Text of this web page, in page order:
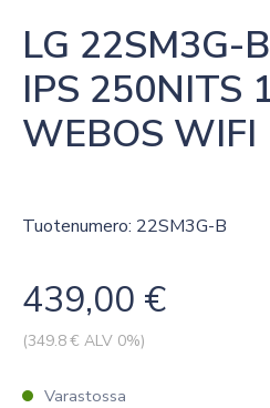
LG 22SM3G-
IPS 250NITS
WEBOS WIFI
Tuotenumero: 22SM3G-B
439,00 €
(349.8€ ALV 0%)
Varastossa